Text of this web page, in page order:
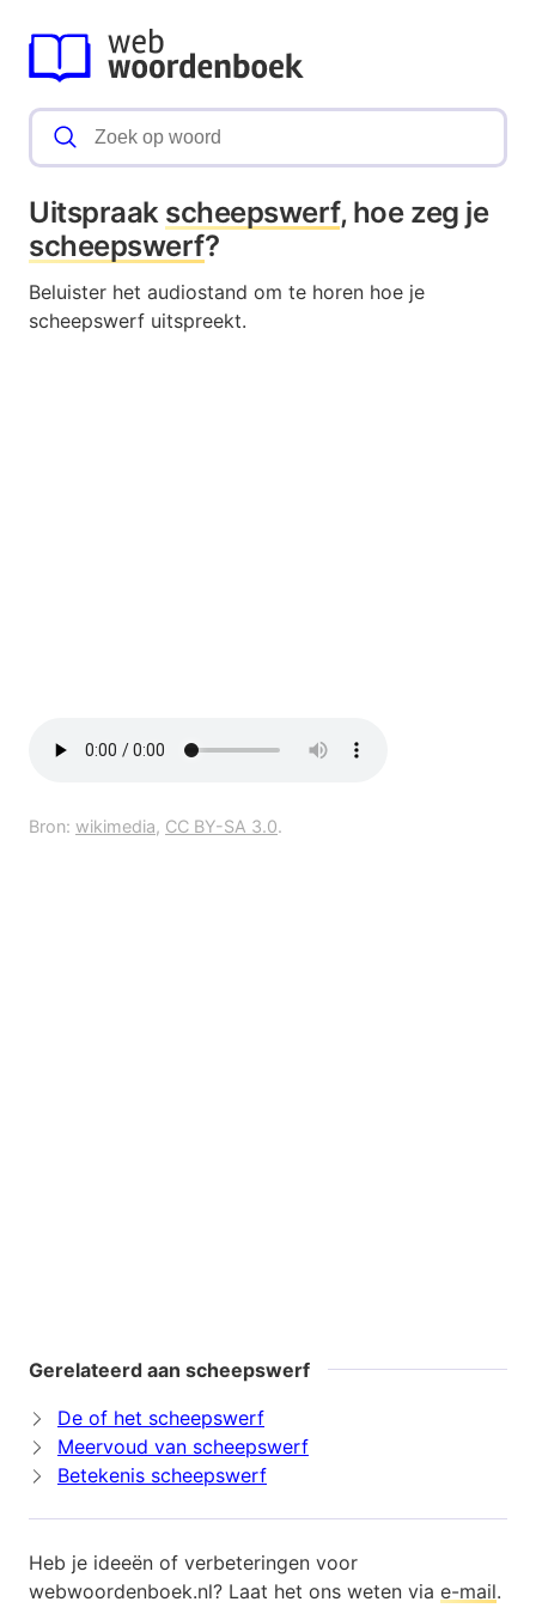
Uitspraak scheepswerf, hoe zeg je
scheepswerf?
Beluister het audiostand om te horen hoe je
scheepswerf uitspreekt.
Bron: wikimedia, CC BY-SA 3.0.
Gerelateerd aan scheepswerf
De of het scheepswerf
Meervoud van scheepswerf
Betekenis scheepswerf
Heb je ideeën of verbeteringen voor
webwoordenboek.nl? Laat het ons weten via e-mail.